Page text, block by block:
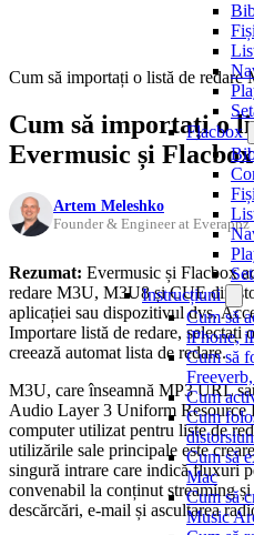
Flacbox
Instrucțiuni
Cum să
iPhone,
Cum să
Cum
Cum
Cum să
Mac
Cum să
Music
Cum să importați o listă de
Cum să importați o
Evermusic și Flacbox
Artem Meleshko
Founder & Engineer at Everappz
Rezumat: Evermusic și Flacbox
redare M3U, M3U8 și CUE din
aplicației sau dispozitivul dvs.
Importare listă de redare, selectați
creează automat lista de redare.
M3U, care înseamnă MP3 URL
Audio Layer 3 Uniform Resource
computer utilizat pentru liste de
utilizările sale principale este
singură intrare care indică fluxuri
convenabil la conținut streaming
descărcări, e-mail și ascultarea